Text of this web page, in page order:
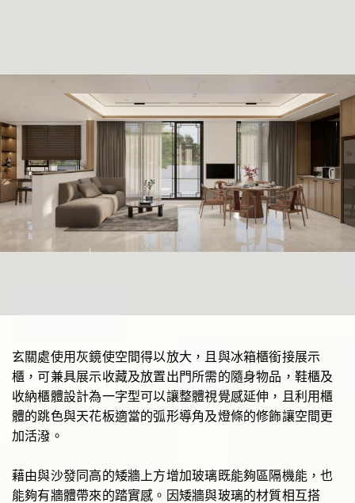
玄關處使用灰鏡使空間得以放大，且與冰箱櫃銜接展示
櫃，可兼具展示收藏及放置出門所需的隨身物品，鞋櫃及
收納櫃體設計為一字型可以讓整體視覺感延伸，且利用櫃
體的跳色與天花板適當的弧形導角及燈條的修飾讓空間更
加活潑。
藉由與沙發同高的矮牆上方增加玻璃既能夠區隔機能，也
能夠有牆體帶來的踏實感。因矮牆與玻璃的材質相互搭